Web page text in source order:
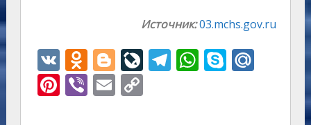
Источник:03.mchs.gov.ru
V
K
O
d
n
Bl
o
g
Li
v
eJ
T W S M
Pi Vi E C